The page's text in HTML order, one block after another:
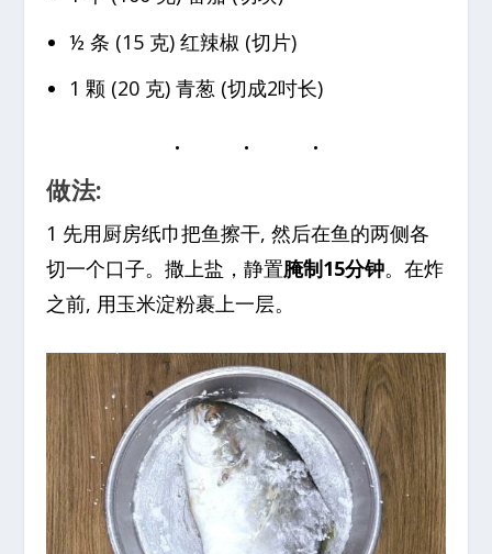
½ 条 (15 克) 红辣椒 (切片)
1 颗 (20 克) 青葱 (切成2吋长)
做法:
1 先用厨房纸巾把鱼擦干, 然后在鱼的两侧各
切一个口子。撒上盐，静置腌制15分钟。在炸
之前, 用玉米淀粉裹上一层。